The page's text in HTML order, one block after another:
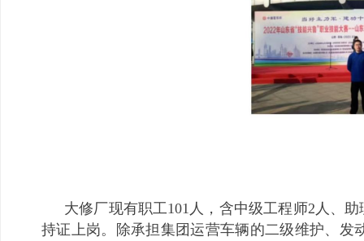
大修厂现有职工101人，含中级工程师2人、
持证上岗。除承担集团运营车辆的二级维护、